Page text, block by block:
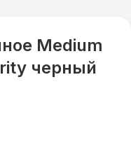
Medium
черный